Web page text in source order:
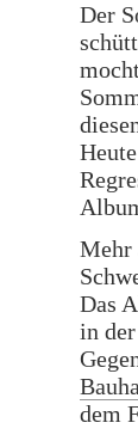
Der
Mehr
Das
in
dem